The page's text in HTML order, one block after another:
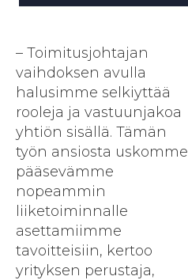
– Toimitusjohtajan
vaihdoksen avulla
halusimme selkiyttää
rooleja ja vastuunjakoa
yhtiön sisällä. Tämän
työn ansiosta uskomme
pääsevämme
nopeammin
liiketoiminnalle
asettamiimme
tavoitteisiin, kertoo
yrityksen perustaja,